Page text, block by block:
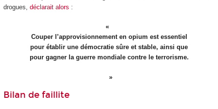
drogues, déclarait alors :
Couper l’approvisionnement en opium est essentiel
pour établir une démocratie sûre et stable, ainsi que
pour gagner la guerre mondiale contre le terrorisme.
Bilan de faillite